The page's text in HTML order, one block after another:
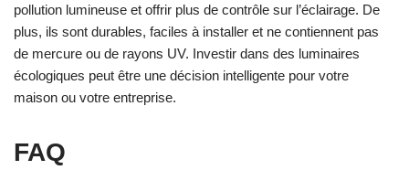
pollution lumineuse et offrir plus de contrôle sur l’éclairage. De
plus, ils sont durables, faciles à installer et ne contiennent pas
de mercure ou de rayons UV. Investir dans des luminaires
écologiques peut être une décision intelligente pour votre
maison ou votre entreprise.
FAQ